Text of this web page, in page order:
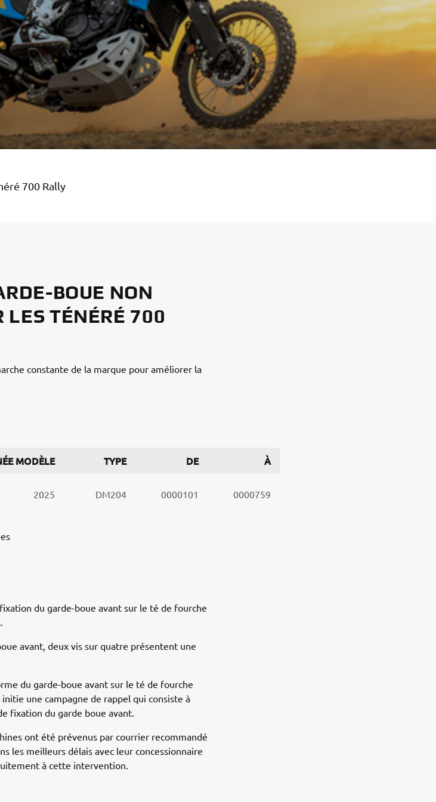
700 Rally
BOUE NON
LES TÉNÉRÉ 700
constante de la marque pour améliorer la
MODÈLE TYPE DE À
2025 DM204 0000101 0000759
du garde-boue avant sur le té de fourche
avant, deux vis sur quatre présentent une
du garde-boue avant sur le té de fourche
une campagne de rappel qui consiste à
fixation du garde boue avant.
ont été prévenus par courrier recommandé
les meilleurs délais avec leur concessionnaire
à cette intervention.